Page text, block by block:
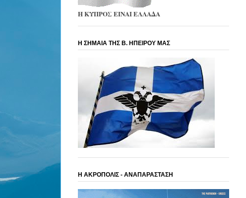
Η ΚΥΠΡΟΣ ΕΙΝΑΙ ΕΛΛΑΔΑ
Η ΣΗΜΑΙΑ ΤΗΣ Β. ΗΠΕΙΡΟΥ ΜΑΣ
Η ΑΚΡΟΠΟΛΙΣ - ΑΝΑΠΑΡΑΣΤΑΣΗ